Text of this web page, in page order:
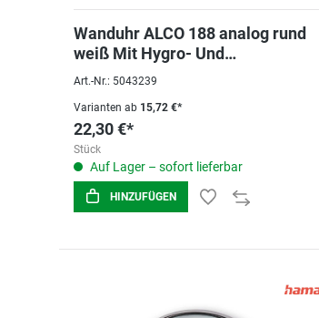
Wanduhr ALCO 188 analog rund
weiß Mit Hygro- Und
Thermometer Ø35cm
Art.-Nr.: 5043239
Varianten ab 15,72 €*
22,30 €*
Stück
Auf Lager – sofort lieferbar
HINZUFÜGEN